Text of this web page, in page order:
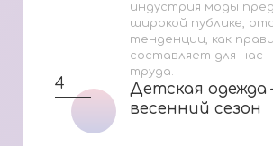
индустрия моды
широкой публике,
тенденции, как
составляет для нас
труда.
4
Детская одежда
весенний сезон
Детская одежда
весенний сезон